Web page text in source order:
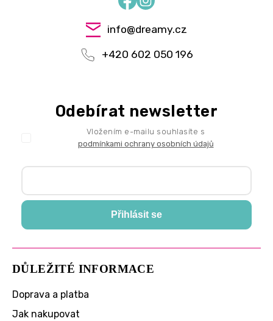
info@dreamy.cz
+420 602 050 196
DŮLEŽITÉ INFORMACE
Doprava a platba
Jak nakupovat
Odebírat newsletter
Vložením e-mailu souhlasíte s
podmínkami ochrany osobních údajů
Přihlásit se